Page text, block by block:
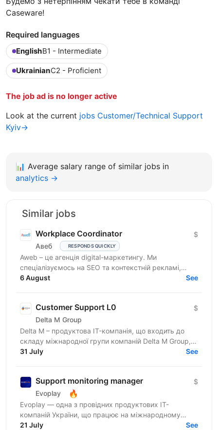
Caseware!
Required languages
EnglishB1 - Intermediate
UkrainianC2 - Proficient
The job ad is no longer active
Look at the current jobs Customer/Technical Support
Kyiv→
📊 Average salary range of similar jobs in
analytics →
Similar jobs
Workplace Coordinator
Авеб RESPONDS QUICKLY
$
Aweb – це агенція digital-маркетингу. Ми
спеціалізуємось на SEO та контекстній рекламі,
працюємо із середнім бізнесом, як в Україні, так і за
6 August See
Customer Support L0
Delta M Group
$
Delta M – продуктова IT-компанія, що входить до
складу міжнародної групи компаній Delta M Group,
яка вже понад 18 років успішно працює на території
31 July See
Support monitoring manager
Evoplay 🔥
$
Evoplay — одна з провідних продуктових IT-
компаній України, що працює на міжнародному
ринку та створює комплексні B2B-рішення для
21 July See